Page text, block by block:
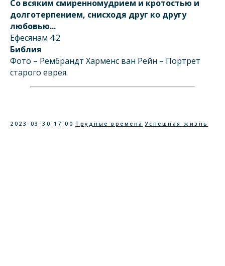
Со всяким смиренномудрием и кротостью и
долготерпением, снисходя друг ко другу
любовью...
Ефесянам 4:2
Библия
Фото – Рембрандт Харменс ван Рейн – Портрет
старого еврея.
2023-03-30 17:00 Трудные времена Успешная жизнь